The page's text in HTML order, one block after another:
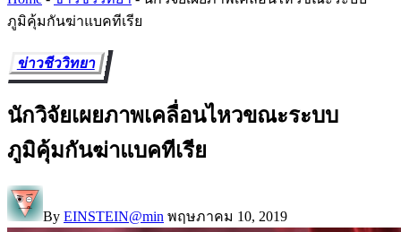
ภูมิคุ้มกันฆ่าแบคทีเรีย
ข่าวชีววิทยา
นักวิจัยเผยภาพเคลื่อนไหวขณะระบบ
ภูมิคุ้มกันฆ่าแบคทีเรีย
By EINSTEIN@min พฤษภาคม 10, 2019